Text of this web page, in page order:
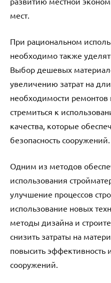
мест.
При рациональном
необходимо также
Выбор дешевых
увеличению затрат на
необходимости
стремиться к
качества, которые
безопасность сооружений.
Одним из методов
использования
улучшение процессов
использование новых
методы дизайна и
снизить затраты на
повысить эффективность
сооружений.